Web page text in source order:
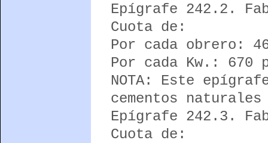
Epígrafe 242.2.
Cuota de:
Por cada obrero:
Por cada Kw.: 670
NOTA: Este
cementos
Epígrafe 242.3.
Cuota de: